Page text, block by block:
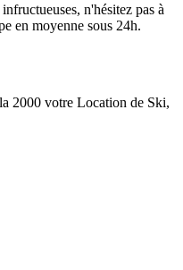
n'hésitez pas à
en moyenne sous 24h.
2000 votre Location de Ski,